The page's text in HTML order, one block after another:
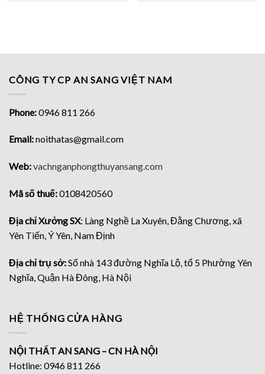
CÔNG TY CP AN SANG VIỆT NAM
Phone:0946 811 266
Email:noithatas@gmail.com
Web:vachnganphongthuyansang.com
Mã số thuế:0108420560
Địa chỉ Xưởng SX: Làng Nghề La Xuyên, Đằng Chương, xã
Yên Tiến, Ý Yên, Nam Định
Địa chỉ trụ sở:Số nhà 143 đường Nghĩa Lộ, tổ 5 Phường Yên
Nghĩa, Quận Hà Đông, Hà Nội
HỆ THỐNG CỬA HÀNG
NỘI THẤT AN SANG – CN HÀ NỘI
Hotline: 0946 811 266